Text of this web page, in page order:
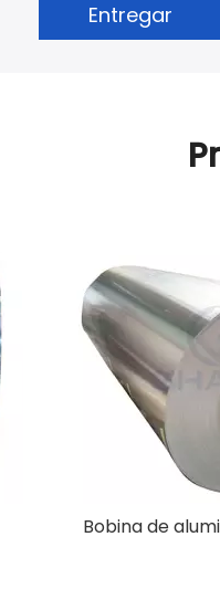
Entregar
Bobina de